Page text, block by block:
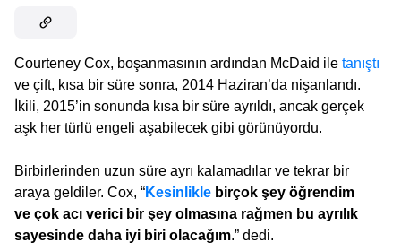
Courteney Cox, boşanmasının ardından McDaid ile tanıştı
ve çift, kısa bir süre sonra, 2014 Haziran’da nişanlandı.
İkili, 2015’in sonunda kısa bir süre ayrıldı, ancak gerçek
aşk her türlü engeli aşabilecek gibi görünüyordu.
Birbirlerinden uzun süre ayrı kalamadılar ve tekrar bir
araya geldiler. Cox, “Kesinlikle birçok şey öğrendim
ve çok acı verici bir şey olmasına rağmen bu ayrılık
sayesinde daha iyi biri olacağım.” dedi.